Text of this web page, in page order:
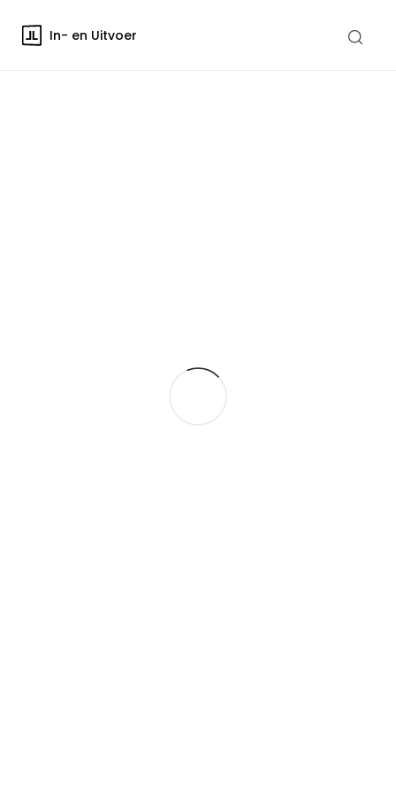
In- en Uitvoer